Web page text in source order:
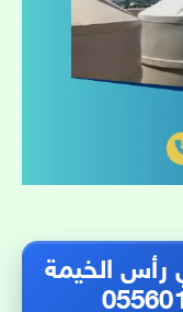
الخيمة